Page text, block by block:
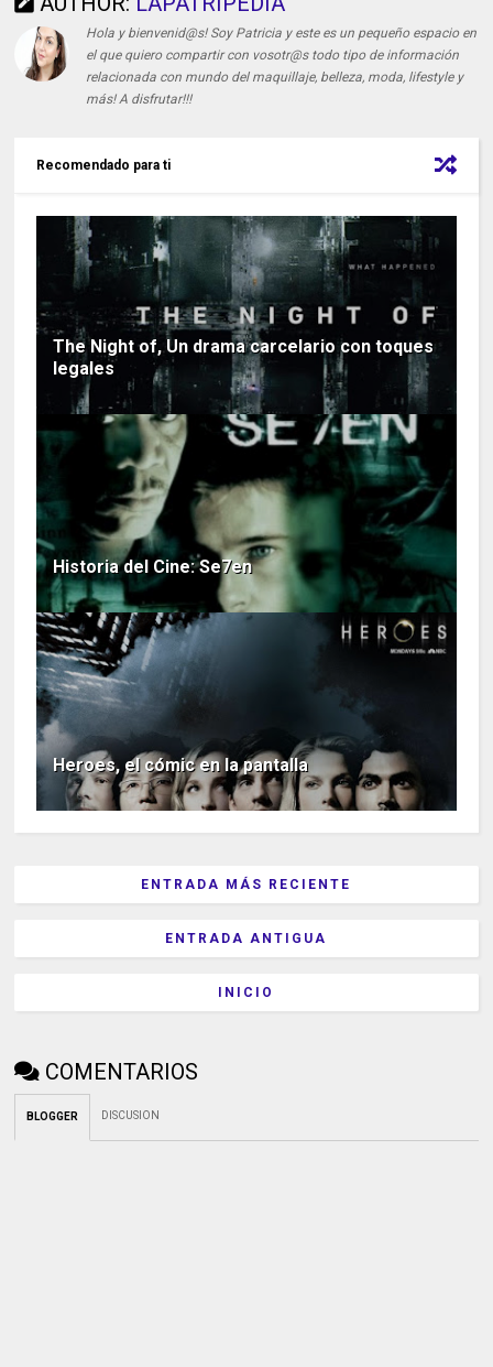
Hola y bienvenid@s! Soy Patricia y este es un pequeño espacio en
el que quiero compartir con vosotr@s todo tipo de información
relacionada con mundo del maquillaje, belleza, moda, lifestyle y
más! A disfrutar!!!
Recomendado para ti
The Night of, Un drama carcelario con toques
legales
Historia del Cine: Se7en
Heroes, el cómic en la pantalla
ENTRADA MÁS RECIENTE
ENTRADA ANTIGUA
INICIO
COMENTARIOS
BLOGGER DISCUSION